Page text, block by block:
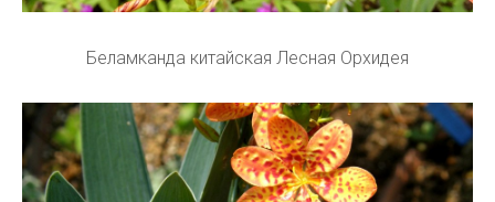
Беламканда китайская Лесная Орхидея